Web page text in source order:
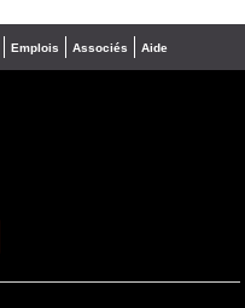
Emplois Associés Aide